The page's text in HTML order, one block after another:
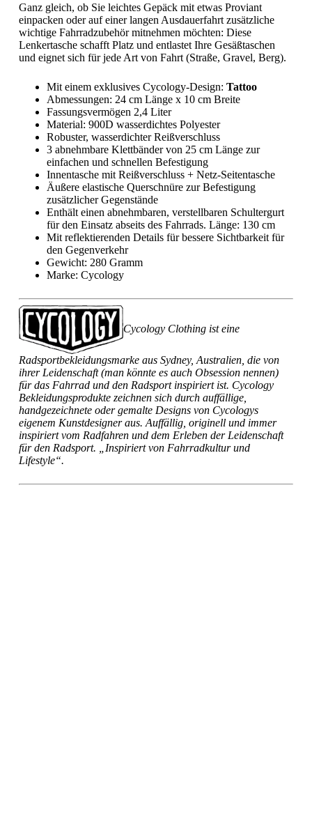
Ganz gleich, ob Sie leichtes Gepäck mit etwas Proviant
einpacken oder auf einer langen Ausdauerfahrt zusätzliche
wichtige Fahrradzubehör mitnehmen möchten: Diese
Lenkertasche schafft Platz und entlastet Ihre Gesäßtaschen
und eignet sich für jede Art von Fahrt (Straße, Gravel, Berg).
Mit einem exklusives Cycology-Design: Tattoo
Abmessungen: 24 cm Länge x 10 cm Breite
Fassungsvermögen 2,4 Liter
Material: 900D wasserdichtes Polyester
Robuster, wasserdichter Reißverschluss
3 abnehmbare Klettbänder von 25 cm Länge zur
einfachen und schnellen Befestigung
Innentasche mit Reißverschluss + Netz-Seitentasche
Äußere elastische Querschnüre zur Befestigung
zusätzlicher Gegenstände
Enthält einen abnehmbaren, verstellbaren Schultergurt
für den Einsatz abseits des Fahrrads. Länge: 130 cm
Mit reflektierenden Details für bessere Sichtbarkeit für
den Gegenverkehr
Gewicht: 280 Gramm
Marke: Cycology
Cycology Clothing ist eine
Radsportbekleidungsmarke aus Sydney, Australien, die von
ihrer Leidenschaft (man könnte es auch Obsession nennen)
für das Fahrrad und den Radsport inspiriert ist. Cycology
Bekleidungsprodukte zeichnen sich durch auffällige,
handgezeichnete oder gemalte Designs von Cycologys
eigenem Kunstdesigner aus. Auffällig, originell und immer
inspiriert vom Radfahren und dem Erleben der Leidenschaft
für den Radsport. „Inspiriert von Fahrradkultur und
Lifestyle“.